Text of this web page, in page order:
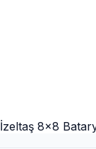
İzeltaş 8x8